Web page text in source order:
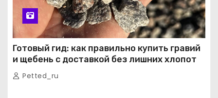
Готовый гид: как правильно купить гравий
и щебень с доставкой без лишних хлопот
Petted_ru